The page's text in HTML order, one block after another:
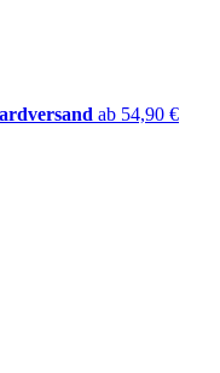
ab 54,90 €